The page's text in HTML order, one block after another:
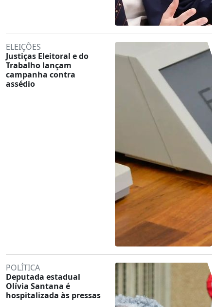
ELEIÇÕES
Justiças Eleitoral e do
Trabalho lançam
campanha contra
assédio
POLÍTICA
Deputada estadual
Olívia Santana é
hospitalizada às pressas